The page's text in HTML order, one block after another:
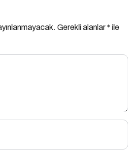
Gerekli alanlar* ile